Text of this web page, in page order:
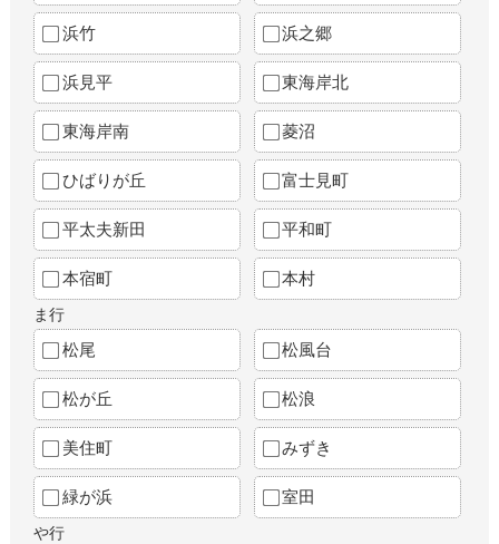
浜竹 浜之郷
浜見平 東海岸北
東海岸南 菱沼
ひばりが丘 富士見町
平太夫新田 平和町
本宿町 本村
ま行
松尾 松風台
松が丘 松浪
美住町 みずき
緑が浜 室田
や行